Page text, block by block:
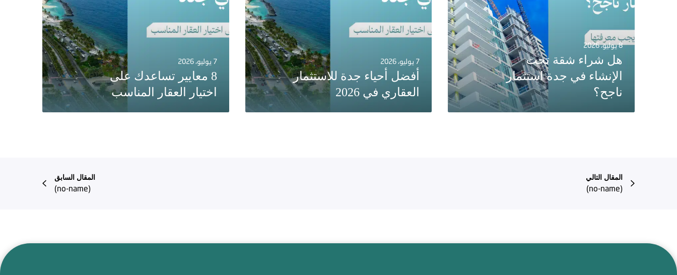
8 يوليو، 2026
هل شراء شقة تحت
الإنشاء في جدة استثمار
ناجح؟
7 يوليو، 2026
أفضل أحياء جدة للاستثمار
العقاري في 2026
7 يوليو، 2026
8 معايير تساعدك على
اختيار العقار المناسب
المقال السابق
(no-name)
المقال التالي
(no-name)